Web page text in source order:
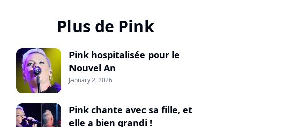
Plus de Pink
Pink hospitalisée pour le
Nouvel An
January 2, 2026
Pink chante avec sa fille, et
elle a bien grandi !